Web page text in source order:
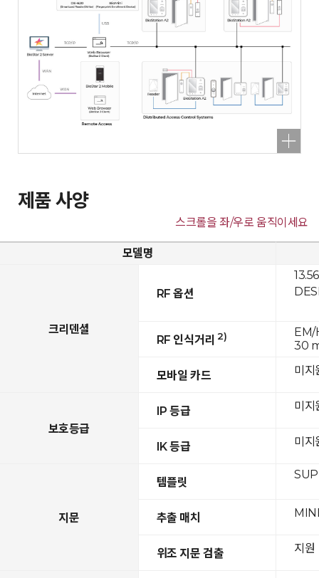
제품 사양
스크롤을 좌/우로 움직이세요
모델명
크리덴셜
RF 옵션
RF 인식거리 2)
모바일 카드
보호등급
IP 등급
IK 등급
지문
템플릿
추출 매치
위조 지문 검출
EM/
30
미지
미지
미지
지원